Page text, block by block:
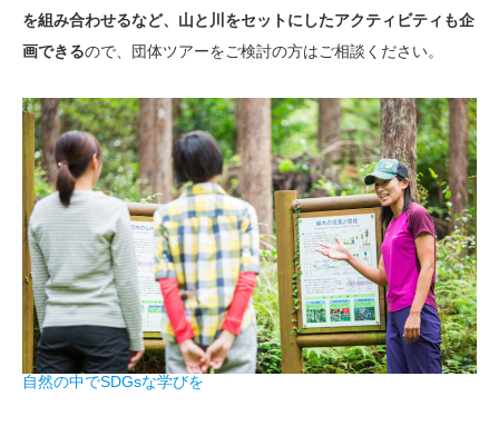
を組み合わせるなど、山と川をセットにしたアクティビティも企
画できるので、団体ツアーをご検討の方はご相談ください。
自然の中でSDGsな学びを